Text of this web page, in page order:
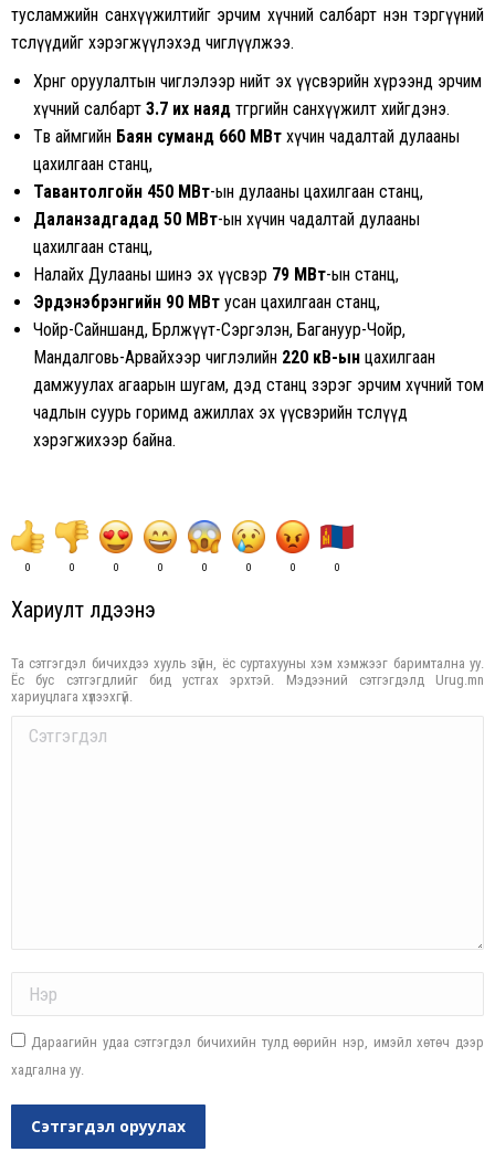
тусламжийн санхүүжилтийг эрчим хүчний салбарт нэн тэргүүний
төслүүдийг хэрэгжүүлэхэд чиглүүлжээ.
Хөрөнгө оруулалтын чиглэлээр нийт эх үүсвэрийн хүрээнд эрчим
хүчний салбарт 3.7 их наяд төгрөгийн санхүүжилт хийгдэнэ.
Төв аймгийн Баян суманд 660 МВт хүчин чадалтай дулааны
цахилгаан станц,
Тавантолгойн 450 МВт-ын дулааны цахилгаан станц,
Даланзадгадад 50 МВт-ын хүчин чадалтай дулааны
цахилгаан станц,
Налайх Дулааны шинэ эх үүсвэр 79 МВт-ын станц,
Эрдэнэбүрэнгийн 90 МВт усан цахилгаан станц,
Чойр-Сайншанд, Бөөрөлжүүт-Сэргэлэн, Багануур-Чойр,
Мандалговь-Арвайхээр чиглэлийн 220 кВ-ын цахилгаан
дамжуулах агаарын шугам, дэд станц зэрэг эрчим хүчний том
чадлын суурь горимд ажиллах эх үүсвэрийн төслүүд
хэрэгжихээр байна.
0 0 0 0 0 0 0 0
Хариулт үлдээнэ үү
Та сэтгэгдэл бичихдээ хууль зүйн, ёс суртахууны хэм хэмжээг баримтална уу.
Ёс бус сэтгэгдлийг бид устгах эрхтэй. Мэдээний сэтгэгдэлд Urug.mn
хариуцлага хүлээхгүй.
Comment
Дараагийн удаа сэтгэгдэл бичихийн тулд өөрийн нэр, имэйл хөтөч дээр
хадгална уу.
Сэтгэгдэл оруулах